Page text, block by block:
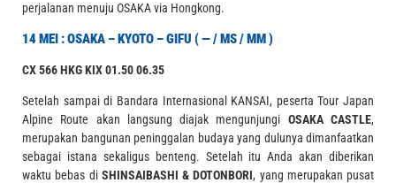
perjalanan menuju OSAKA via Hongkong.
14 MEI : OSAKA – KYOTO – GIFU ( — / MS / MM )
CX 566 HKG KIX 01.50 06.35
Setelah sampai di Bandara Internasional KANSAI, peserta Tour Japan
Alpine Route akan langsung diajak mengunjungi OSAKA CASTLE,
merupakan bangunan peninggalan budaya yang dulunya dimanfaatkan
sebagai istana sekaligus benteng. Setelah itu Anda akan diberikan
waktu bebas di SHINSAIBASHI & DOTONBORI, yang merupakan pusat